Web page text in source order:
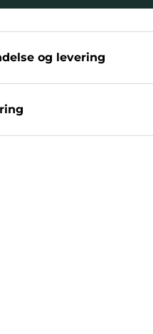
8 i gallerivisning
og levering